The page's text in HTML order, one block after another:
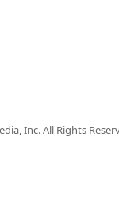
Inc. All Rights